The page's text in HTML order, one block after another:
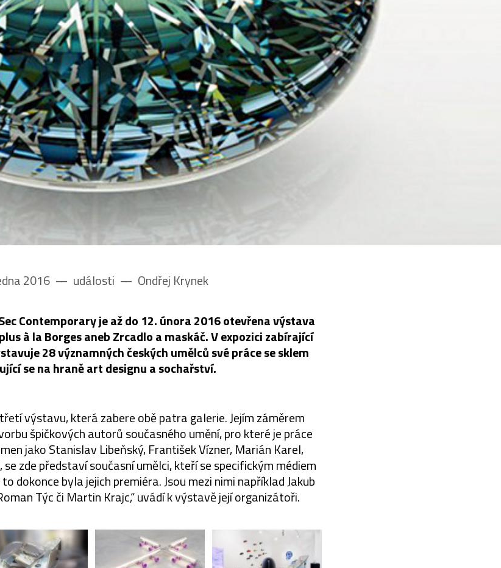
2016 –– události –– Ondřej Krynek
Contemporary je až do 12. února 2016 otevřena výstava
à la Borges aneb Zrcadlo a maskáč. V expozici zabírající
28 významných českých umělců své práce se sklem
se na hraně art designu a sochařství.
výstavu, která zabere obě patra galerie. Jejím záměrem
špičkových autorů současného umění, pro které je práce
jako Stanislav Libeňský, František Vízner, Marián Karel,
zde představí současní umělci, kteří se specifickým médiem
dokonce byla jejich premiéra. Jsou mezi nimi například Jakub
Týc či Martin Krajc,“ uvádí k výstavě její organizátoři.